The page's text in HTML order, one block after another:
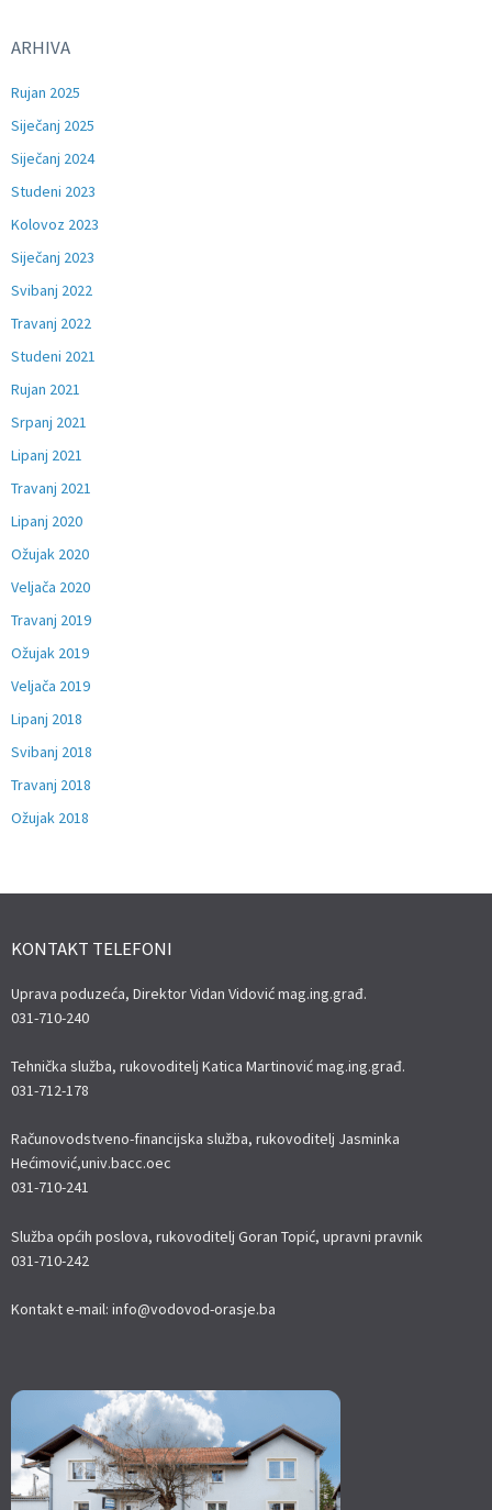
ARHIVA
Rujan 2025
Siječanj 2025
Siječanj 2024
Studeni 2023
Kolovoz 2023
Siječanj 2023
Svibanj 2022
Travanj 2022
Studeni 2021
Rujan 2021
Srpanj 2021
Lipanj 2021
Travanj 2021
Lipanj 2020
Ožujak 2020
Veljača 2020
Travanj 2019
Ožujak 2019
Veljača 2019
Lipanj 2018
Svibanj 2018
Travanj 2018
Ožujak 2018
KONTAKT TELEFONI
Uprava poduzeća, Direktor Vidan Vidović mag.ing.građ.
031-710-240
Tehnička služba, rukovoditelj Katica Martinović mag.ing.građ.
031-712-178
Računovodstveno-financijska služba, rukovoditelj Jasminka
Hećimović,univ.bacc.oec
031-710-241
Služba općih poslova, rukovoditelj Goran Topić, upravni pravnik
031-710-242
Kontakt e-mail: info@vodovod-orasje.ba